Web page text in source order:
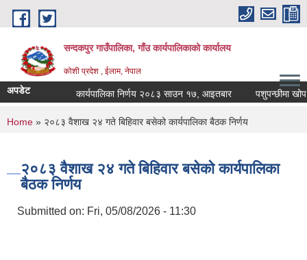
Skip to main content
सन्दकपुर गाउँपालिका, गाँउ कार्यपालिकाको कार्यालय
कोशी प्रदेश , ईलाम, नेपाल
अपडेट कार्यपालिका निर्णय २०८३ साउन १७, आइतबार पशुपन्छीमा खोप
You are here
Home » २०८३ वैशाख २४ गते बिहिवार बसेको कार्यपालिका बैठक निर्णय
२०८३ वैशाख २४ गते बिहिवार बसेको कार्यपालिका
बैठक निर्णय
Submitted on: Fri, 05/08/2026 - 11:30